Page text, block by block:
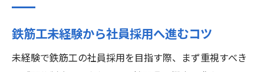
成
未経験から鉄筋工へ転身する求人活用法
鉄筋工未経験から社員採用へ進むコツ
未経験で鉄筋工の社員採用を目指す際、まず重視すべき